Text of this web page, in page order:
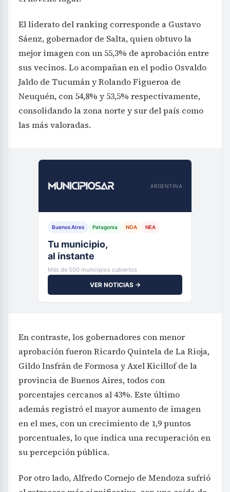
El liderato del ranking corresponde a Gustavo
Sáenz, gobernador de Salta, quien obtuvo la
mejor imagen con un 55,3% de aprobación entre
sus vecinos. Lo acompañan en el podio Osvaldo
Jaldo de Tucumán y Rolando Figueroa de
Neuquén, con 54,8% y 53,5% respectivamente,
consolidando la zona norte y sur del país como
las más valoradas.
ARGENTINA
Buenos Aires Patagonia NOA NEA
Tu municipio,
al instante
Más de 500 municipios cubiertos
VER NOTICIAS →
En contraste, los gobernadores con menor
aprobación fueron Ricardo Quintela de La Rioja,
Gildo Insfrán de Formosa y Axel Kicillof de la
provincia de Buenos Aires, todos con
porcentajes cercanos al 43%. Este último
además registró el mayor aumento de imagen
en el mes, con un crecimiento de 1,9 puntos
porcentuales, lo que indica una recuperación en
su percepción pública.
Por otro lado, Alfredo Cornejo de Mendoza sufrió